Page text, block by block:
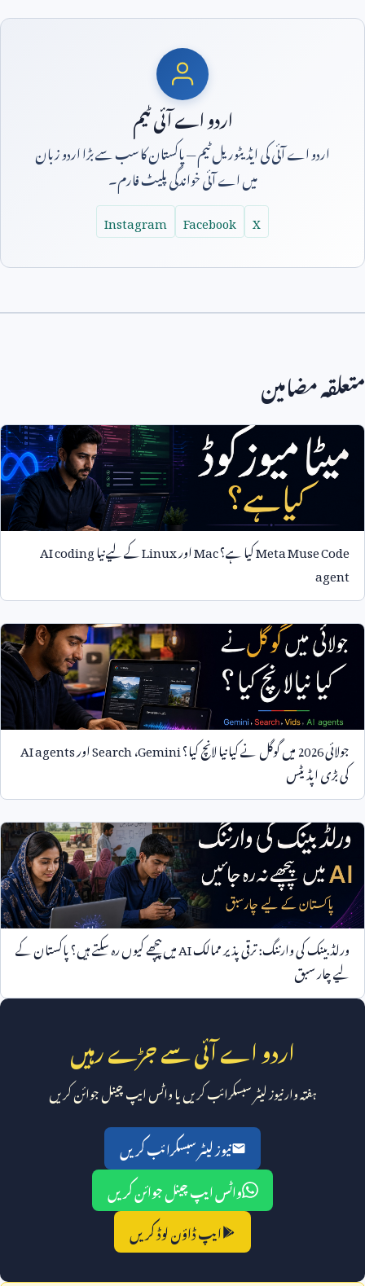
اردو اے آئی ٹیم
اردو اے آئی کی ایڈیٹوریل ٹیم — پاکستان کا سب سے بڑا اردو زبان
میں اے آئی خواندگی پلیٹ فارم۔
X
Facebook
Instagram
متعلقہ مضامین
Meta Muse Codeکیا ہے؟MacاورLinuxکے لیے نیاAI coding
agent
جولائی2026میں گوگل نے کیا نیا لانچ کیا؟Gemini،SearchاورAI agents
کی بڑی اپڈیٹس
ورلڈ بینک کی وارننگ: ترقی پذیر ممالکAIمیں پیچھے کیوں رہ سکتے ہیں؟ پاکستان کے
لیے چار سبق
اردو اے آئی سے جڑے رہیں
ہفتہ وار نیوز لیٹر سبسکرائب کریں یا واٹس ایپ چینل جوائن کریں
نیوز لیٹر سبسکرائب کریں
واٹس ایپ چینل جوائن کریں
ایپ ڈاؤن لوڈ کریں